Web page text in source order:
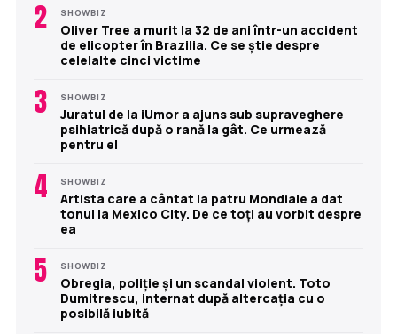
2 SHOWBIZ
Oliver Tree a murit la 32 de ani într-un accident
de elicopter în Brazilia. Ce se știe despre
celelalte cinci victime
3 SHOWBIZ
Juratul de la iUmor a ajuns sub supraveghere
psihiatrică după o rană la gât. Ce urmează
pentru el
4 SHOWBIZ
Artista care a cântat la patru Mondiale a dat
tonul la Mexico City. De ce toți au vorbit despre
ea
5 SHOWBIZ
Obregia, poliție și un scandal violent. Toto
Dumitrescu, internat după altercația cu o
posibilă iubită